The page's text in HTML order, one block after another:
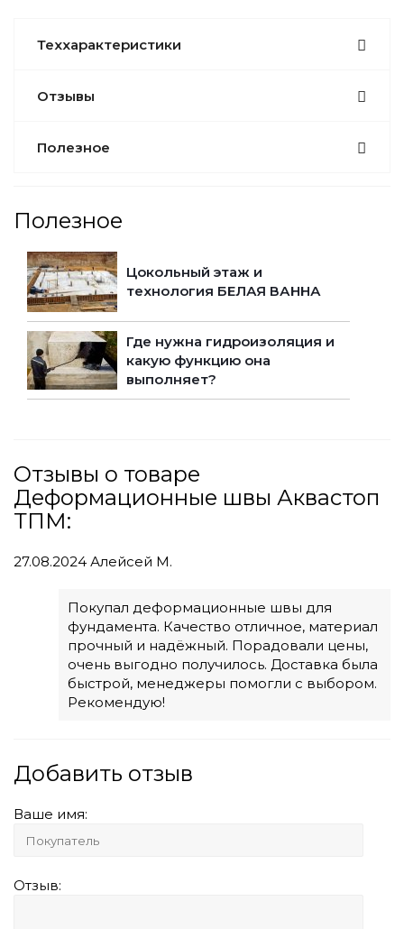
Теххарактеристики
Отзывы
Полезное
Полезное
Цокольный этаж и
технология БЕЛАЯ ВАННА
Где нужна гидроизоляция и
какую функцию она
выполняет?
Отзывы о товаре
Деформационные швы Аквастоп
ТПМ:
27.08.2024 Алейсей М.
Покупал деформационные швы для
фундамента. Качество отличное, материал
прочный и надёжный. Порадовали цены,
очень выгодно получилось. Доставка была
быстрой, менеджеры помогли с выбором.
Рекомендую!
Добавить отзыв
Ваше имя:
Отзыв: